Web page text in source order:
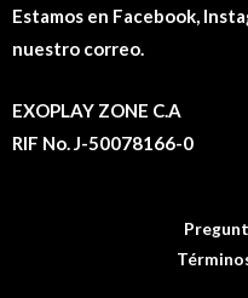
Estamos en Facebook,
nuestro correo.
EXOPLAY ZONE C.A
RIF No. J-50078166-0